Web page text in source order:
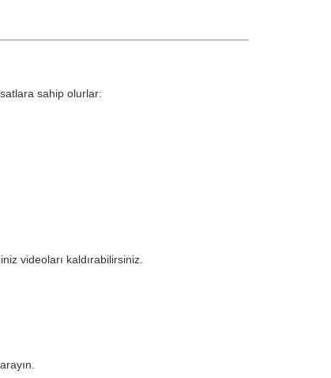
sahip olurlar:
videoları kaldırabilirsiniz.